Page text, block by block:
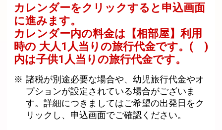
カレンダーをクリックすると申込画面
に進みます。
カレンダー内の料金は 【相部屋】利用
時の 大人1人当りの旅行代金です。 ( )
内は子供1人当りの旅行代金です。
諸税が別途必要な場合や、幼児旅行代金やオ
プションが設定されている場合がございま
す。詳細につきましてはご希望の出発日をク
リックし、申込画面でご確認ください。